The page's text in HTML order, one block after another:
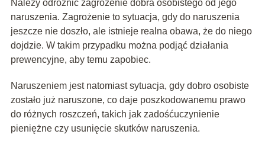
Należy odróżnić zagrożenie dobra osobistego od jego
naruszenia. Zagrożenie to sytuacja, gdy do naruszenia
jeszcze nie doszło, ale istnieje realna obawa, że do niego
dojdzie. W takim przypadku można podjąć działania
prewencyjne, aby temu zapobiec.
Naruszeniem jest natomiast sytuacja, gdy dobro osobiste
zostało już naruszone, co daje poszkodowanemu prawo
do różnych roszczeń, takich jak zadośćuczynienie
pieniężne czy usunięcie skutków naruszenia.